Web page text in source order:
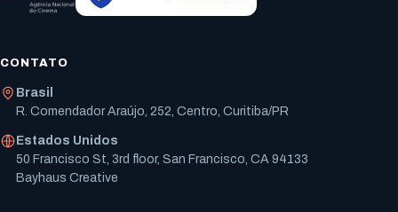
CONTATO
Brasil
R. Comendador Araújo, 252, Centro, Curitiba/PR
Estados Unidos
50 Francisco St, 3rd floor, San Francisco, CA 94133
Bayhaus Creative